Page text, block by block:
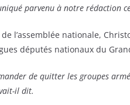
parvenu à notre rédaction
l’assemblée nationale,
députés nationaux du
de quitter les groupes
il dit.